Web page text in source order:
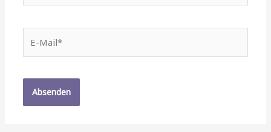
Mail*